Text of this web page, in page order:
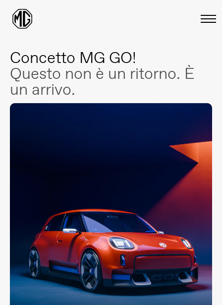
Concetto MG GO!
Questo non è un ritorno. È
un arrivo.